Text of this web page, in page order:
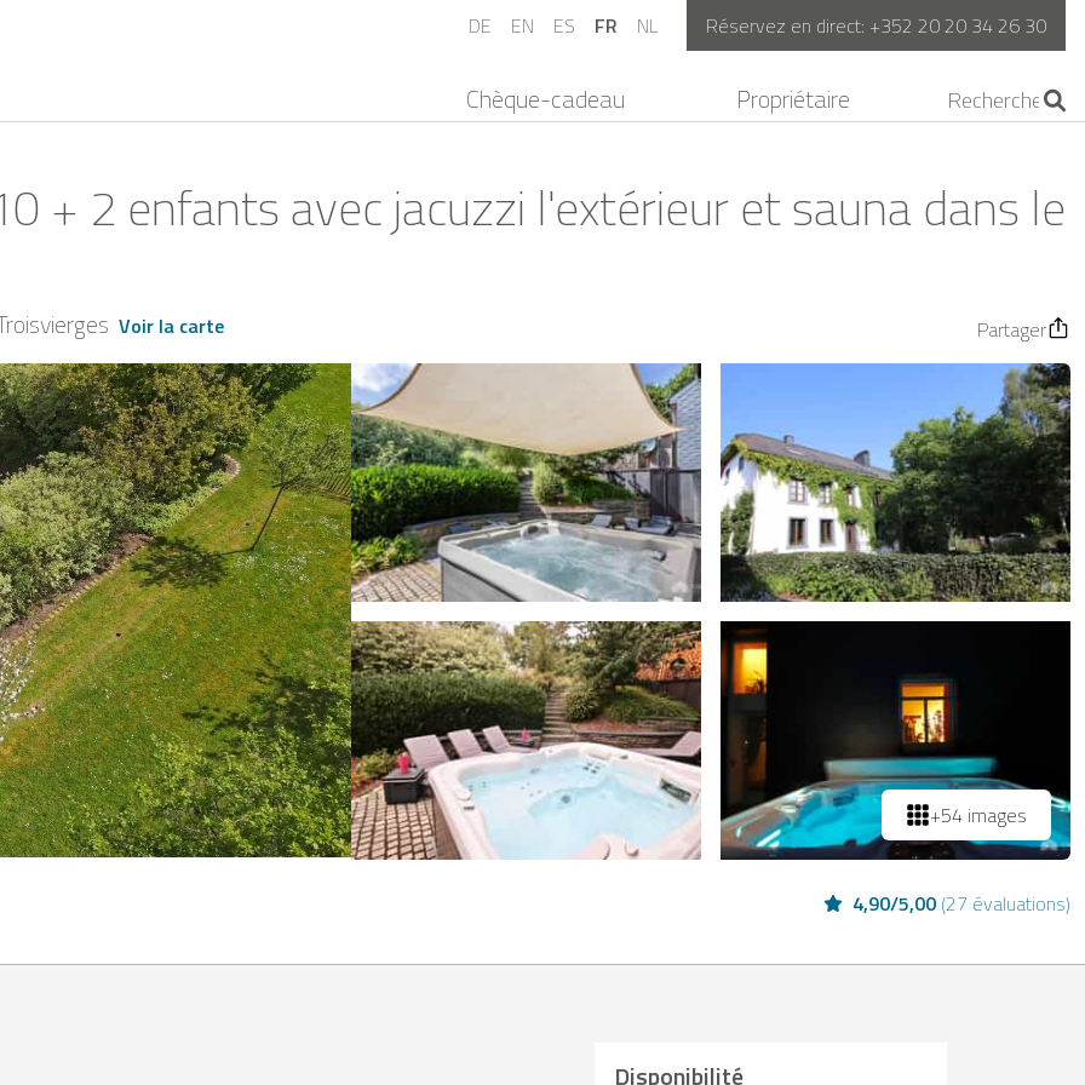
DE EN ES FR NL Réservez en direct: +352 20 20 34 26 30
Chèque-cadeau Propriétaire
+ 2 enfants avec jacuzzi l'extérieur et sauna dans le
Voir la carte Partager
+54 images
4,90/5,00 (27 évaluations)
Disponibilité